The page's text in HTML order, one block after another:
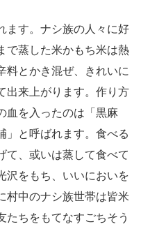
ます。ナシ族の人々に好
で蒸した米かもち米は熱
料とかき混ぜ、きれいに
出来上がります。作り方
血を入ったのは「黒麻
」と呼ばれます。食べる
て、或いは蒸して食べて
沢をもち、いいにおいを
村中のナシ族世帯は皆米
たちをもてなすごちそう